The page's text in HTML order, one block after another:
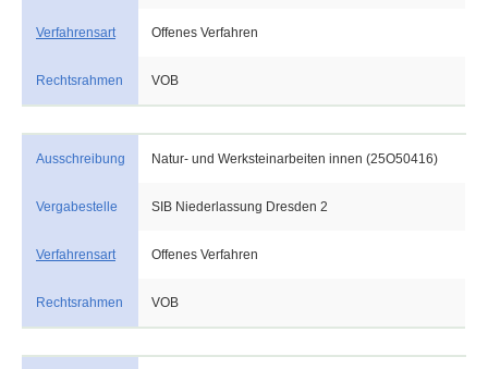
Verfahrensart Offenes Verfahren
Rechtsrahmen VOB
Ausschreibung Natur- und Werksteinarbeiten innen (25O50416)
Vergabestelle SIB Niederlassung Dresden 2
Verfahrensart Offenes Verfahren
Rechtsrahmen VOB